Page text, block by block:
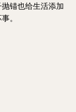
锚也给生活添加
。